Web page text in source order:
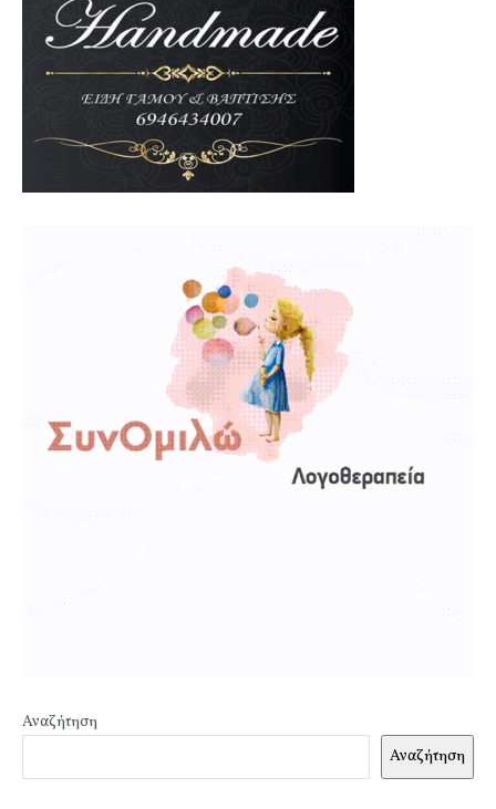
Αναζήτηση
Αναζήτηση